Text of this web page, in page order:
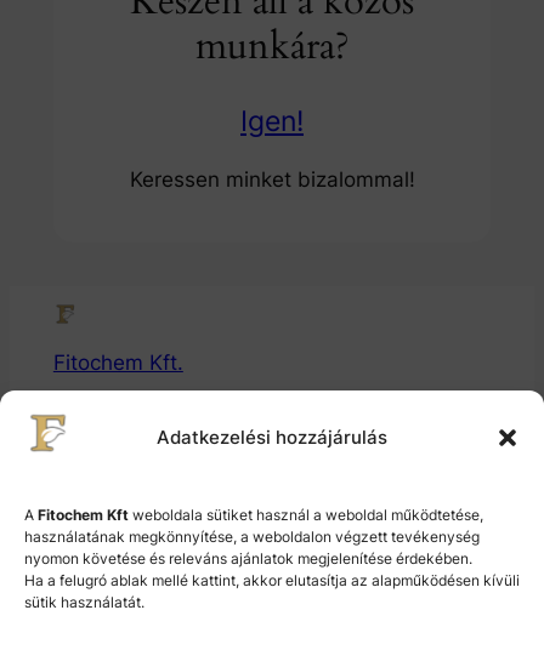
Adatkezelési hozzájárulás
A Fitochem Kft weboldala sütiket használ a weboldal működtetése,
használatának megkönnyítése, a weboldalon végzett tevékenység
nyomon követése és releváns ajánlatok megjelenítése érdekében.
Ha a felugró ablak mellé kattint, akkor elutasítja az alapműködésen kívüli
sütik használatát.
munkára?
Igen!
Keressen minket bizalommal!
Fitochem Kft.
Gyógytermékalapanyaggyártó és Fejlesztő Kft.
© 2024 Fitochem Kft.
Cookie Policy (EU)